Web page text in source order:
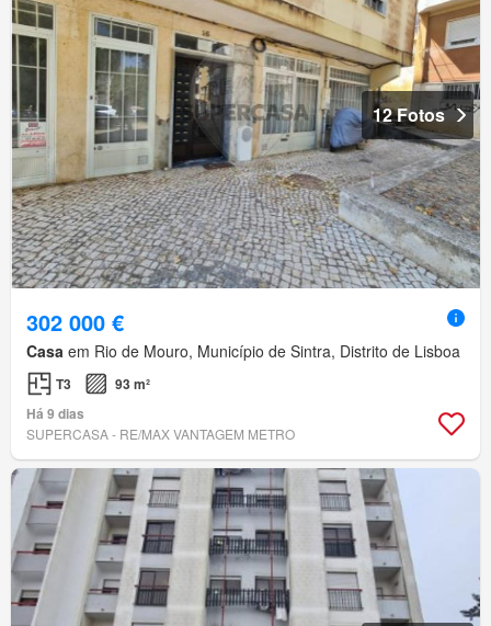
12 Fotos
302 000 €
Casa em Rio de Mouro, Município de Sintra, Distrito de Lisboa
T3
93 m²
Há 9 dias
SUPERCASA - RE/MAX VANTAGEM METRO